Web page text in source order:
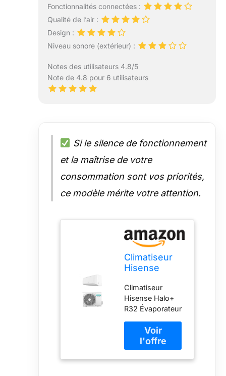
Fonctionnalités connectées :
Qualité de l’air :
Design :
Niveau sonore (extérieur) :
Notes des utilisateurs 4.8/5
Note de 4.8 pour 6 utilisateurs
Si le silence de fonctionnement
et la maîtrise de votre
consommation sont vos priorités,
ce modèle mérite votre attention.
Climatiseur
Hisense
BTU R32
CBMR120RG
ATMR120RW,
19 dB(A),
évaporateur
antibactérien,
filtre à
charbon, anti-
Climatiseur
Hisense Halo+
R32 Évaporateur
Anti-moisissure
Display Led Wifi
Classe
énergétique A++